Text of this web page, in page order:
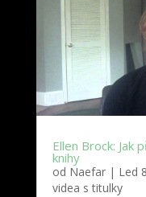
Ellen Brock: Jak
knihy
od Naefar| Led
videa s titulky